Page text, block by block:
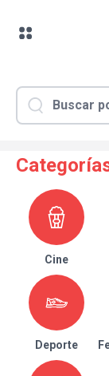
Cine
Deporte